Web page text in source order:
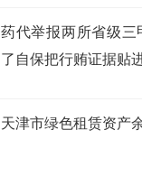
药代举报两所省级三
了自保把行贿证据贴
天津市绿色租赁资产